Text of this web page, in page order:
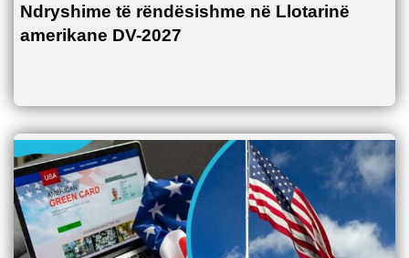
Ndryshime të rëndësishme në Llotarinë
amerikane DV-2027